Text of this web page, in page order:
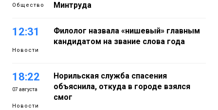
Общество
Минтруда
12:31
Новости
Филолог назвала «нишевый» главным
кандидатом на звание слова года
18:22
07 августа
Новости
Норильская служба спасения
объяснила, откуда в городе взялся
смог